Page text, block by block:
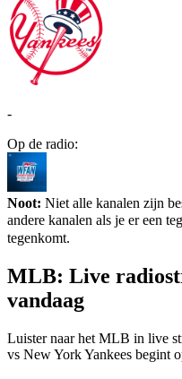
-
Op de radio:
Noot: Niet alle kanalen zijn
andere kanalen als je er een
tegenkomt.
MLB: Live
vandaag
Luister naar het MLB in live
vs New York Yankees begint